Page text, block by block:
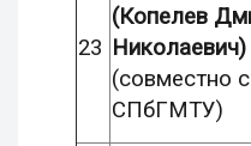
23
(Копелев
Николаевич)
(совместно с
СПбГМТУ)